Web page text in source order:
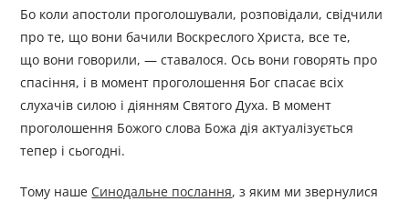
Бо коли апостоли проголошували, розповідали, свідчили
про те, що вони бачили Воскреслого Христа, все те,
що вони говорили, — ставалося. Ось вони говорять про
спасіння, і в момент проголошення Бог спасає всіх
слухачів силою і діянням Святого Духа. В момент
проголошення Божого слова Божа дія актуалізується
тепер і сьогодні.
Тому наше Синодальне послання, з яким ми звернулися